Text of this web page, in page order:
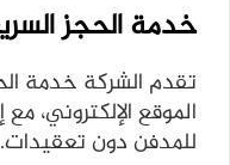
خدمة الحجز
تقدم الشركة خدمة
الموقع الإلكتروني،
للمدفن دون تعقيدات.